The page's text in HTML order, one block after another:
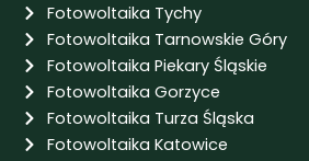
Fotowoltaika Tychy
Fotowoltaika Tarnowskie Góry
Fotowoltaika Piekary Śląskie
Fotowoltaika Gorzyce
Fotowoltaika Turza Śląska
Fotowoltaika Katowice